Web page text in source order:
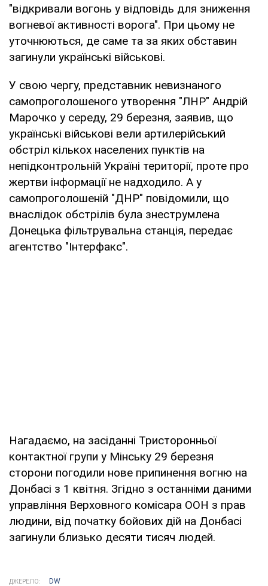
"відкривали вогонь у відповідь для зниження
вогневої активності ворога". При цьому не
уточнюються, де саме та за яких обставин
загинули українські військові.
У свою чергу, представник невизнаного
самопроголошеного утворення "ЛНР" Андрій
Марочко у середу, 29 березня, заявив, що
українські військові вели артилерійський
обстріл кількох населених пунктів на
непідконтрольній Україні території, проте про
жертви інформації не надходило. А у
самопроголошеній "ДНР" повідомили, що
внаслідок обстрілів була знеструмлена
Донецька фільтрувальна станція, передає
агентство "Інтерфакс".
Нагадаємо, на засіданні Тристоронньої
контактної групи у Мінську 29 березня
сторони погодили нове припинення вогню на
Донбасі з 1 квітня. Згідно з останніми даними
управління Верховного комісара ООН з прав
людини, від початку бойових дій на Донбасі
загинули близько десяти тисяч людей.
ДЖЕРЕЛО: DW